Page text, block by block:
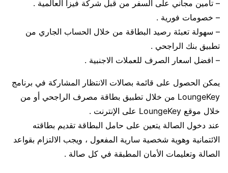
– تأمين مجاني على السفر من قبل شركة فيزا العالمية .
– خصومات فورية .
– سهولة تعبئة رصيد البطاقة من خلال الحساب الجاري من
تطبيق بنك الراجحي .
– افضل اسعار الصرف للعملات الاجنبية .
يمكن الحصول على قائمة بصالات الانتظار المشاركة في برنامج
LoungeKey من خلال تطبيق بطاقة مصرف الراجحي أو من
خلال موقع LoungeKey على الإنترنت .
عند دخول الصالة يتعين على حامل البطاقة تقديم بطاقته
الائتمانية وهوية شخصية سارية المفعول ، ويجب الالتزام بقواعد
الصالة وتعليمات الأمان المطبقة في كل صالة .